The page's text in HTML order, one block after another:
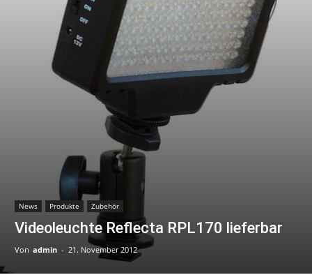
News Produkte Zubehör
Videoleuchte Reflecta RPL170 lieferbar
Von admin - 21. November 2012